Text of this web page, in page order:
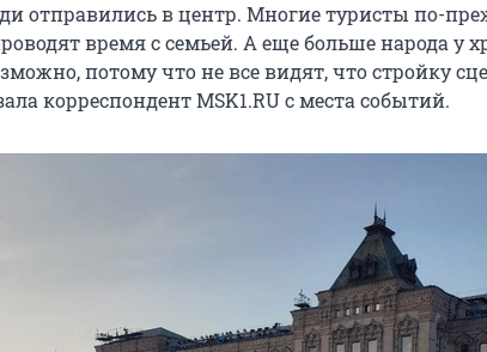
отправились в центр. Многие туристы по-
время с семьей. А еще больше народа у
потому что не все видят, что стройку
корреспондент MSK1.RU с места событий.